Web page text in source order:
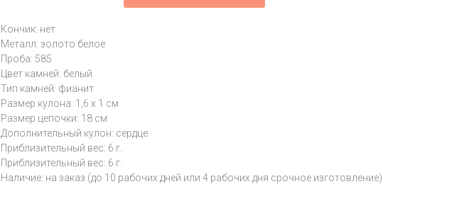
Кончик: нет
Металл: золото белое
Проба: 585
Цвет камней: белый
Тип камней: фианит
Размер кулона: 1,6 х 1 см
Размер цепочки: 18 см
Дополнительный кулон: сердце
Приблизительный вес: 6 г.
Приблизительный вес: 6 г.
Наличие: на заказ (до 10 рабочих дней или 4 рабочих дня срочное изготовление)